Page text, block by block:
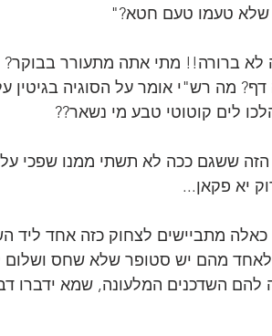
שלא טעמו טעם חטא?"
ברורה!! מתי אתה מתעורר בבוקר?
איזה דף? מה רש"י אומר על הסוגיה
לים קוטוטי טבע מי נשאר??
הזה ששגם ככה לא תשתי ממנו שפכי
יא פקאן...
כאלה מתביישים לצחוק כזה אחד ליד
לאחד מהם יש סטופר שלא שחס
להם השדכנים המלעונה, שמא ידברו